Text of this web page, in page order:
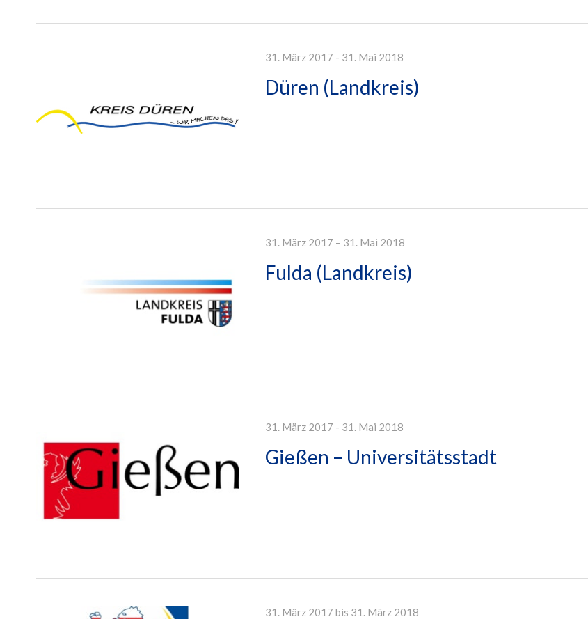
31. März 2017 - 31. Mai 2018
Düren (Landkreis)
31. März 2017 – 31. Mai 2018
Fulda (Landkreis)
31. März 2017 - 31. Mai 2018
Gießen – Universitätsstadt
31. März 2017 bis 31. März 2018